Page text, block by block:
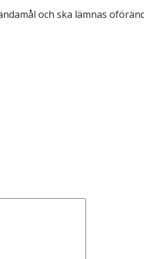
och ska lämnas